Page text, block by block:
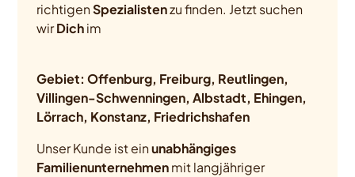
richtigenSpezialistenzu finden. Jetzt suchen
wirDichim
Gebiet: Offenburg, Freiburg, Reutlingen,
Villingen-Schwenningen, Albstadt, Ehingen,
Lörrach, Konstanz, Friedrichshafen
Unser Kunde ist einunabhängiges
Familienunternehmenmit langjähriger